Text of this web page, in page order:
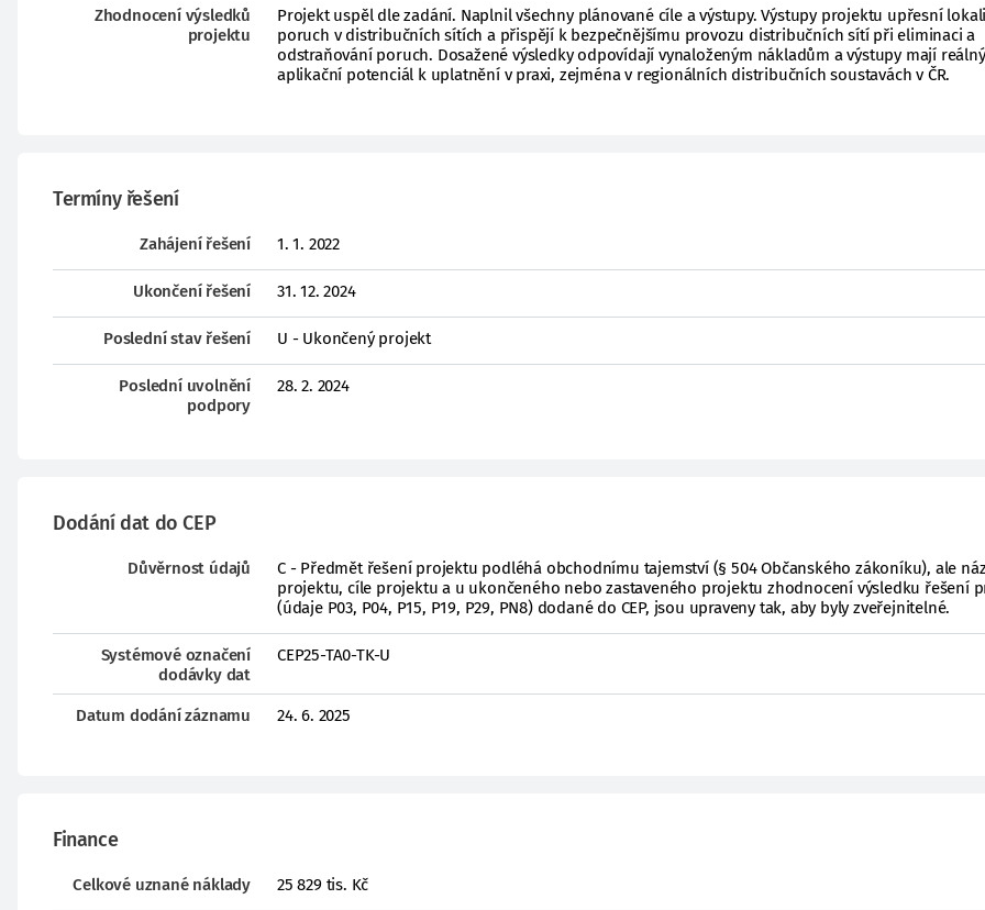
Zhodnocení výsledků
projektu
Projekt uspěl dle zadání. Naplnil všechny plánované cíle a výstupy. Výstupy projektu upřesní
poruch v distribučních sítích a přispějí k bezpečnějšímu provozu distribučních sítí při eliminaci a
odstraňování poruch. Dosažené výsledky odpovídají vynaloženým nákladům a výstupy mají reálný
aplikační potenciál k uplatnění v praxi, zejména v regionálních distribučních soustavách v ČR.
Termíny řešení
Zahájení řešení 1. 1. 2022
Ukončení řešení 31. 12. 2024
Poslední stav řešení U - Ukončený projekt
Poslední uvolnění
podpory
28. 2. 2024
Dodání dat do CEP
Důvěrnost údajů
C - Předmět řešení projektu podléhá obchodnímu tajemství (§ 504 Občanského zákoníku), ale
projektu, cíle projektu a u ukončeného nebo zastaveného projektu zhodnocení výsledku řešení
(údaje P03, P04, P15, P19, P29, PN8) dodané do CEP, jsou upraveny tak, aby byly zveřejnitelné.
Systémové označení
dodávky dat
CEP25-TA0-TK-U
Datum dodání záznamu 24. 6. 2025
Finance
Celkové uznané náklady 25 829 tis. Kč